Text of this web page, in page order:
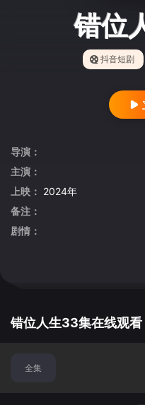
错位
抖音短剧
导演：
主演：
上映： 2024年
备注：
剧情：
错位人生33集在线观看
全集